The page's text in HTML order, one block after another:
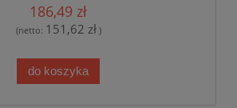
186,49 zł
(netto: 151,62 zł)
do koszyka